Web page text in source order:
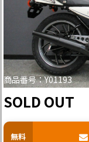
商品番号：Y01193
SOLD OUT
無料